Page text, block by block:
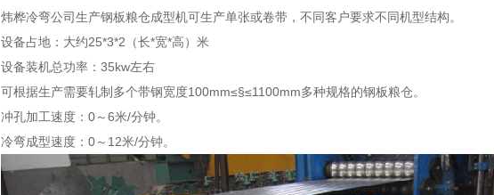
炜桦冷弯公司生产钢板粮仓成型机可生产单张或卷带，不同客户要求不同机型结构。
设备占地：大约25*3*2（长*宽*高）米
设备装机总功率：35kw左右
可根据生产需要轧制多个带钢宽度100mm≤§≤1100mm多种规格的钢板粮仓。
冲孔加工速度：0～6米/分钟。
冷弯成型速度：0～12米/分钟。